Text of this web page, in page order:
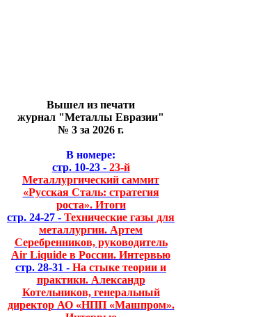
Вышел из печати
журнал "Металлы Евразии"
№ 3 за 2026 г.
В номере:
стр. 10-23 -23-й
Металлургический саммит
«Русская Сталь: стратегия
роста». Итоги
стр. 24-27 - Технические газы для
металлургии. Артем
Серебренников, руководитель
Air Liquide в России. Интервью
стр. 28-31 - На стыке теории и
практики. Александр
Котельников, генеральный
директор АО «НПП «Машпром».